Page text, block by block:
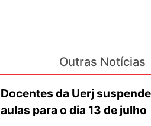
Outras Notícias
Docentes da Uerj
aulas para o dia 13 de julho